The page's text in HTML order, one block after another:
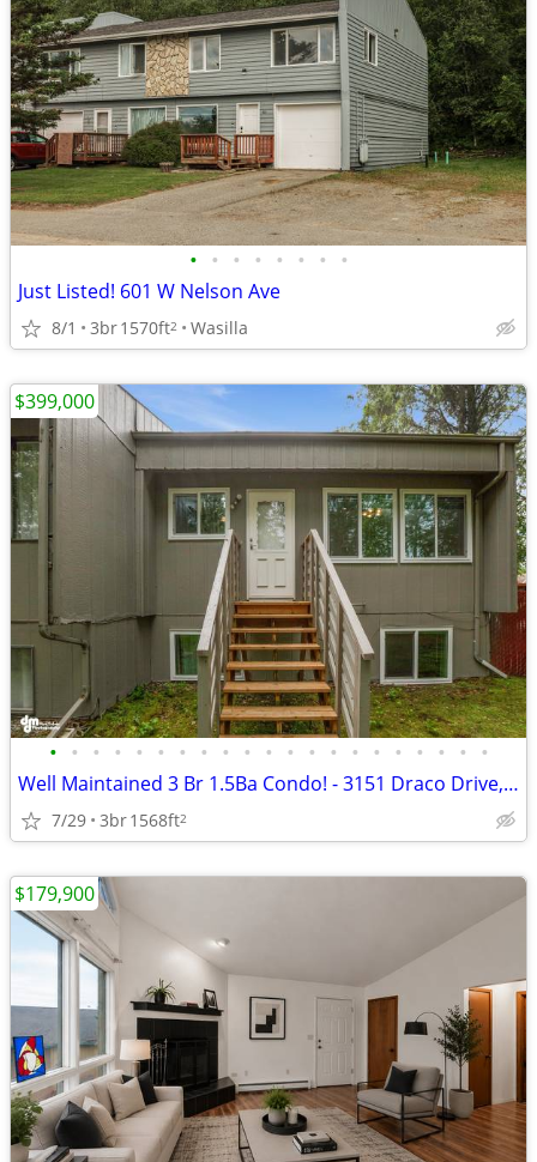
• • • • • • • •
Just Listed! 601 W Nelson Ave
8/1 3br1570ft2 Wasilla
• • • • • • • • • • • • • • • • • • • • •
Well Maintained 3 Br 1.5Ba Condo! - 3151 Draco Drive, Anchorage
7/29 3br1568ft2
$399,000
$179,900